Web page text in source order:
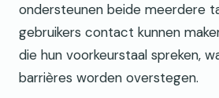
ondersteunen beide meerdere
gebruikers contact kunnen
die hun voorkeurstaal spreken,
barrières worden overstegen.